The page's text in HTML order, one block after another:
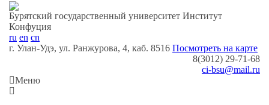
Бурятский государственный университет Институт
Конфуция
ru en cn
г. Улан-Удэ, ул. Ранжурова, 4, каб. 8516 Посмотреть на карте
8(3012) 29-71-68
ci-bsu@mail.ru
Меню